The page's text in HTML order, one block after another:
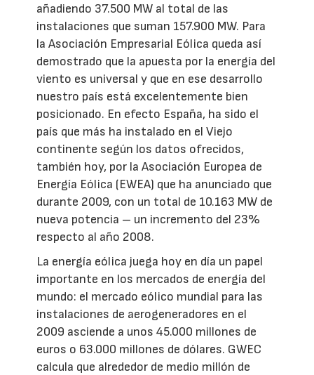
añadiendo 37.500 MW al total de las
instalaciones que suman 157.900 MW. Para
la Asociación Empresarial Eólica queda así
demostrado que la apuesta por la energía del
viento es universal y que en ese desarrollo
nuestro país está excelentemente bien
posicionado. En efecto España, ha sido el
país que más ha instalado en el Viejo
continente según los datos ofrecidos,
también hoy, por la Asociación Europea de
Energía Eólica (EWEA) que ha anunciado que
durante 2009, con un total de 10.163 MW de
nueva potencia – un incremento del 23%
respecto al año 2008.
La energía eólica juega hoy en día un papel
importante en los mercados de energía del
mundo: el mercado eólico mundial para las
instalaciones de aerogeneradores en el
2009 asciende a unos 45.000 millones de
euros o 63.000 millones de dólares. GWEC
calcula que alrededor de medio millón de